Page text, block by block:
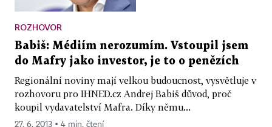
ROZHOVOR
Babiš: Médiím nerozumím. Vstoupil jsem
do Mafry jako investor, je to o penězích
Regionální noviny mají velkou budoucnost, vysvětluje v
rozhovoru pro IHNED.cz Andrej Babiš důvod, proč
koupil vydavatelství Mafra. Díky němu...
27. 6. 2013 ▪ 4 min. čtení